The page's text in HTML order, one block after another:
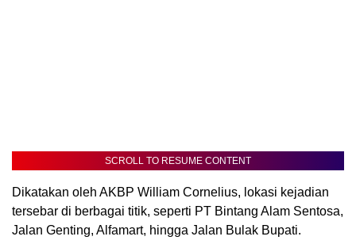
SCROLL TO RESUME CONTENT
Dikatakan oleh AKBP William Cornelius, lokasi kejadian
tersebar di berbagai titik, seperti PT Bintang Alam Sentosa,
Jalan Genting, Alfamart, hingga Jalan Bulak Bupati.